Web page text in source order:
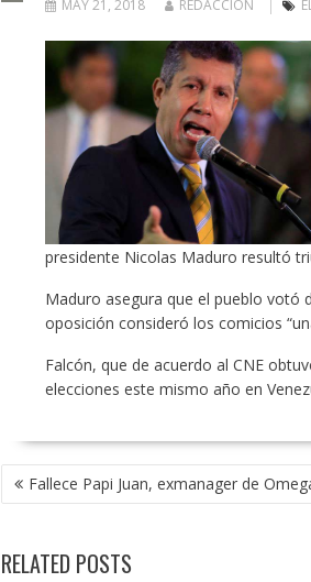
MAY 21, 2018 REDACCION
presidente Nicolas Maduro resultó
Maduro asegura que el pueblo votó
oposición consideró los comicios
Falcón, que de acuerdo al CNE
elecciones este mismo año en
POST
NAVIGATION
Fallece Papi Juan, exmanager de
RELATED POSTS